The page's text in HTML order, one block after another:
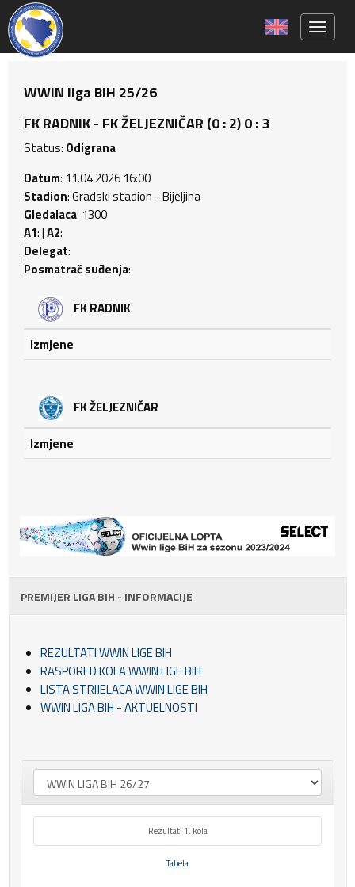
WWIN liga BiH 25/26
FK RADNIK - FK ŽELJEZNIČAR (0 : 2) 0 : 3
Status: Odigrana
Datum: 11.04.2026 16:00
Stadion: Gradski stadion - Bijeljina
Gledalaca: 1300
A1: |A2:
Delegat:
Posmatrač suđenja:
FK RADNIK
Izmjene
FK ŽELJEZNIČAR
Izmjene
PREMIJER LIGA BIH - INFORMACIJE
REZULTATI WWIN LIGE BIH
RASPORED KOLA WWIN LIGE BIH
LISTA STRIJELACA WWIN LIGE BIH
WWIN LIGA BIH - AKTUELNOSTI
Rezultati 1. kola
Tabela